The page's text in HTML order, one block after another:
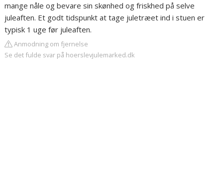
mange nåle og bevare sin skønhed og friskhed på selve
juleaften. Et godt tidspunkt at tage juletræet ind i stuen er
typisk 1 uge før juleaften.
Anmodning om fjernelse
Se det fulde svar på hoerslevjulemarked.dk